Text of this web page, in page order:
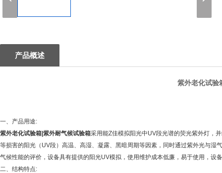
产品概述
紫外老化试验
一、产品用途:
紫外老化试验箱|紫外耐气候试验箱采用能Z佳模拟阳光中UV段光谱的荧光紫外灯，
等损害的阳光（UV段）高温、高湿、凝露、黑暗周期等因素，同时通过紫外光与
气候性能的评价，设备具有提供的阳光UV模拟，使用维护成本低廉，易于使用，
二、结构特点: